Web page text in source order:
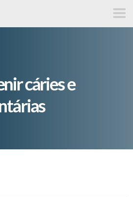
cáries e